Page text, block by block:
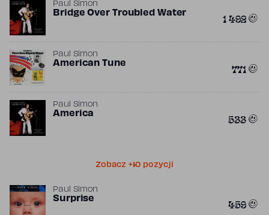
Paul Simon
Bridge Over Troubled Water 1 492
Paul Simon
American Tune 771
Paul Simon
America 533
Zobacz +10 pozycji
Paul Simon
Surprise 459